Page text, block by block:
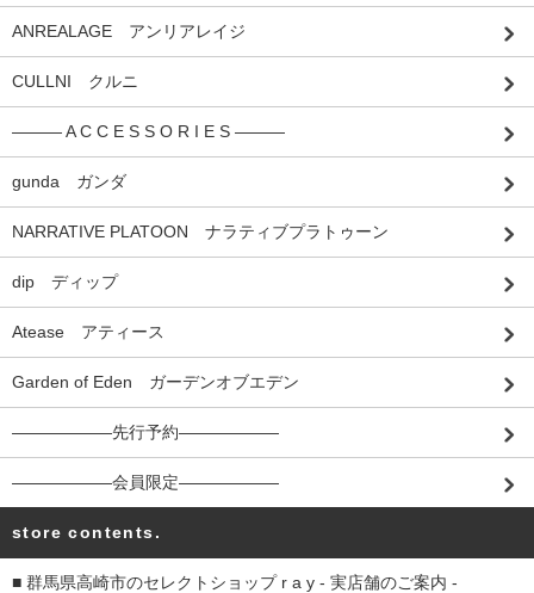
ANREALAGE アンリアレイジ
CULLNI クルニ
――― A C C E S S O R I E S ―――
gunda ガンダ
NARRATIVE PLATOON ナラティブプラトゥーン
dip ディップ
Atease アティース
Garden of Eden ガーデンオブエデン
――――――先行予約――――――
――――――会員限定――――――
store contents.
■ 群馬県高崎市のセレクトショップ r a y - 実店舗のご案内 -